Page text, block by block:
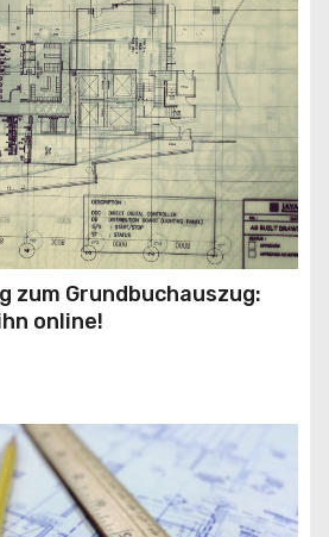
zum Grundbuchauszug:
online!